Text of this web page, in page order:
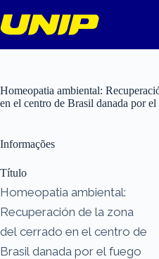
para
o
Homeopatia ambiental:
en el centro de Brasil danada por
Informações
Título
Homeopatia ambiental:
Recuperación de la zona
del cerrado en el centro de
Brasil danada por el fuego